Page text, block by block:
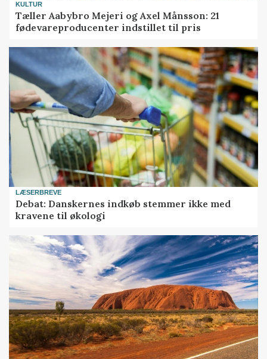
KULTUR
Tæller Aabybro Mejeri og Axel Månsson: 21
fødevareproducenter indstillet til pris
LÆSERBREVE
Debat: Danskernes indkøb stemmer ikke med
kravene til økologi